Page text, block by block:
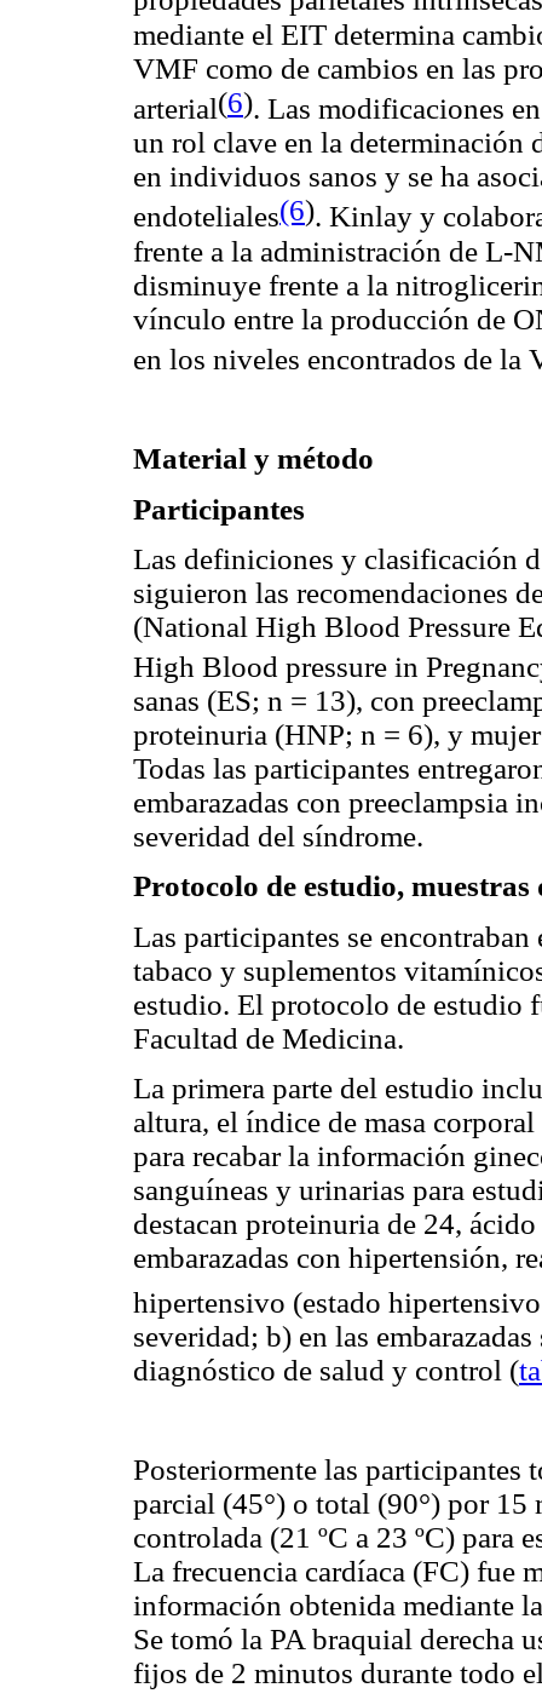
mediante el EIT determina
VMF como de cambios en las
arterial(6). Las modificaciones
un rol clave en la determinación
en individuos sanos y se ha
endoteliales(6). Kinlay y
frente a la administración de L-
disminuye frente a la
vínculo entre la producción de
en los niveles encontrados de la
Material y método
Participantes
Las definiciones y clasificación
siguieron las recomendaciones
(National High Blood Pressure
High Blood pressure in
sanas (ES; n = 13), con
proteinuria (HNP; n = 6), y
Todas las participantes
embarazadas con preeclampsia
severidad del síndrome.
Protocolo de estudio,
Las participantes se
tabaco y suplementos
estudio. El protocolo de estudio
Facultad de Medicina.
La primera parte del estudio
altura, el índice de masa
para recabar la información
sanguíneas y urinarias para
destacan proteinuria de 24,
embarazadas con hipertensión,
hipertensivo (estado
severidad; b) en las
diagnóstico de salud y control (
Posteriormente las participantes
parcial (45°) o total (90°) por 15
controlada (21 ºC a 23 ºC) para
La frecuencia cardíaca (FC) fue
información obtenida mediante
Se tomó la PA braquial derecha
fijos de 2 minutos durante todo